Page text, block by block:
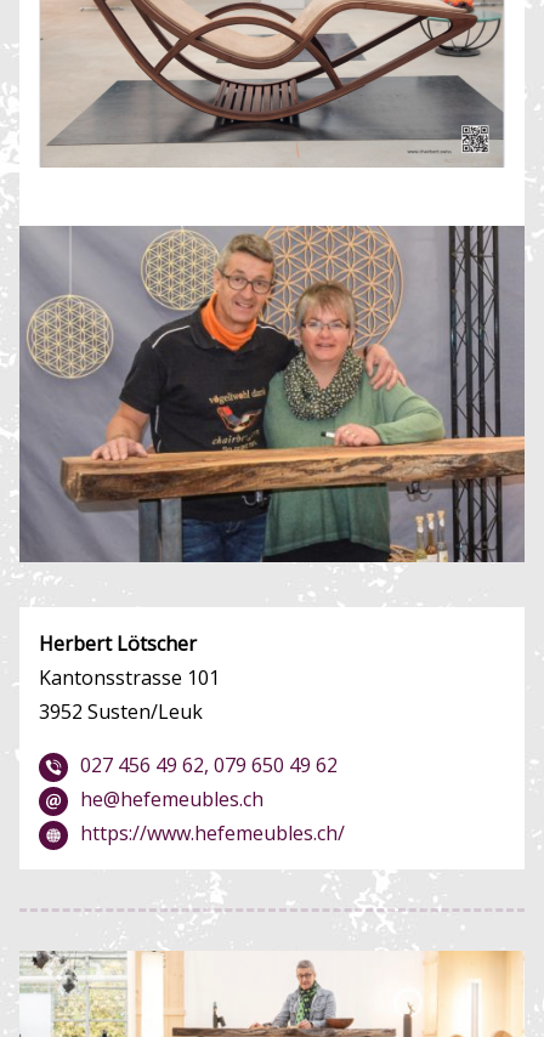
Herbert Lötscher
Kantonsstrasse 101
3952 Susten/Leuk
027 456 49 62, 079 650 49 62
he@hefemeubles.ch
https://www.hefemeubles.ch/